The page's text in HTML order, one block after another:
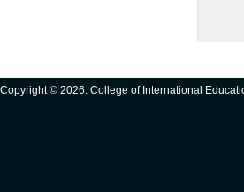
Copyright © 2026. College of International